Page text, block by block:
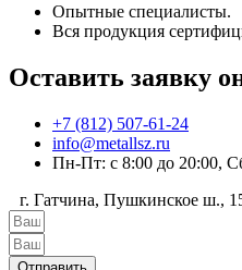
Опытные специалисты.
Вся продукция
Оставить заявку
+7 (812) 507-61-24
info@metallsz.ru
Пн-Пт: с 8:00 до 20:00,
г. Гатчина, Пушкинское ш.,